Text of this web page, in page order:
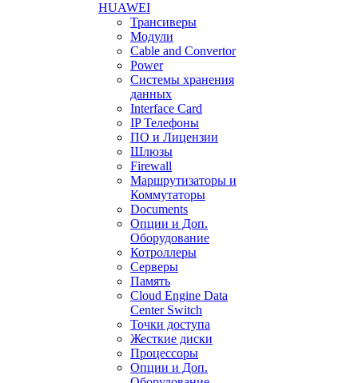
HUAWEI
Трансиверы
Модули
Cable and Convertor
Power
Системы хранения
данных
Interface Card
IP Телефоны
ПО и Лицензии
Шлюзы
Firewall
Маршрутизаторы и
Коммутаторы
Documents
Опции и Доп.
Оборудование
Котроллеры
Серверы
Память
Cloud Engine Data
Center Switch
Точки доступа
Жесткие диски
Процессоры
Опции и Доп.